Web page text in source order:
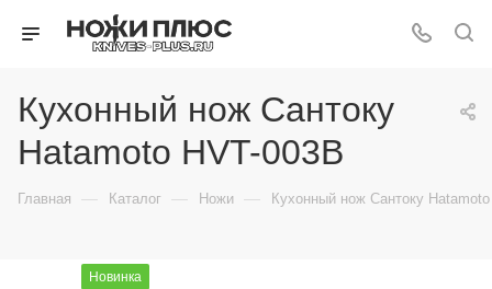
Кухонный нож Сантоку
Hatamoto HVT-003B
Главная — Каталог — Ножи — Кухонный нож Сантоку
Новинка